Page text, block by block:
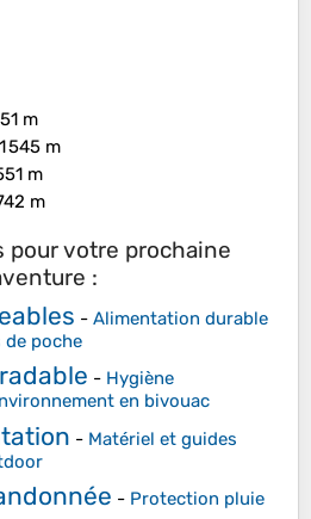
m
545 m
m
m
pour votre prochaine
:
- Alimentation durable
de poche
- Hygiène
en bivouac
- Matériel et guides
- Protection pluie